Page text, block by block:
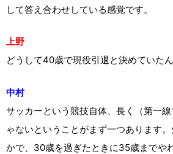
して答え合わせしている感覚です。
上野
どうして40歳で現役引退と決めていた
中村
サッカーという競技自体、長く（第一
ゃないということがまず一つあります
かで、30歳を過ぎたときに35歳までや